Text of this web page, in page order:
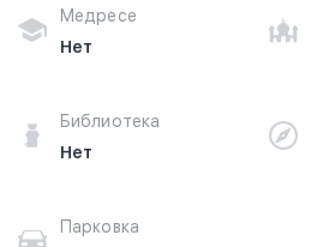
Медресе
Нет
Библиотека
Нет
Парковка